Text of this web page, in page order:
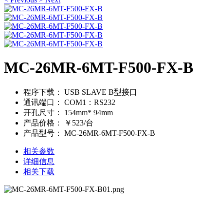
MC-26MR-6MT-F500-FX-B
程序下载：
USB SLAVE B型接口
通讯端口：
COM1：RS232
开孔尺寸：
154mm* 94mm
产品价格：
￥523/台
产品型号：
MC-26MR-6MT-F500-FX-B
相关参数
详细信息
相关下载